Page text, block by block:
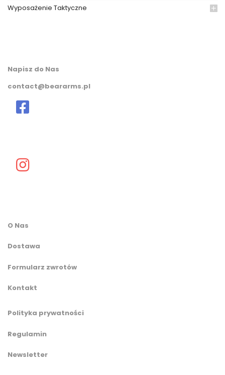
Wyposażenie Taktyczne
Napisz do Nas
contact@beararms.pl
O Nas
Dostawa
Formularz zwrotów
Kontakt
Polityka prywatności
Regulamin
Newsletter